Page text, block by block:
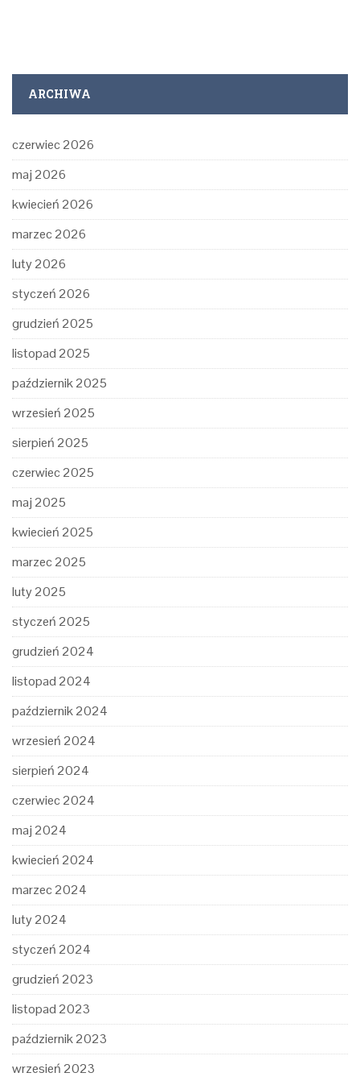
ARCHIWA
czerwiec 2026
maj 2026
kwiecień 2026
marzec 2026
luty 2026
styczeń 2026
grudzień 2025
listopad 2025
październik 2025
wrzesień 2025
sierpień 2025
czerwiec 2025
maj 2025
kwiecień 2025
marzec 2025
luty 2025
styczeń 2025
grudzień 2024
listopad 2024
październik 2024
wrzesień 2024
sierpień 2024
czerwiec 2024
maj 2024
kwiecień 2024
marzec 2024
luty 2024
styczeń 2024
grudzień 2023
listopad 2023
październik 2023
wrzesień 2023